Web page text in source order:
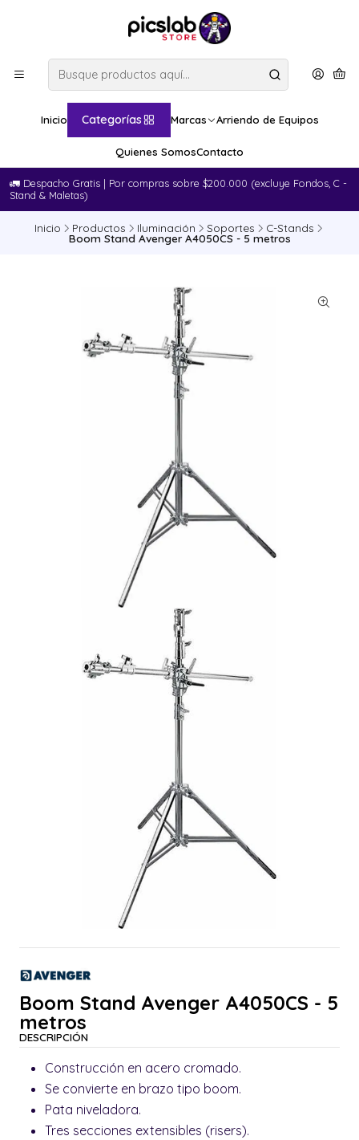
Inicio Categorías Marcas Arriendo de Equipos
Quienes SomosContacto
🚛​ Despacho Gratis | Por compras sobre $200.000 (excluye Fondos, C -
Stand & Maletas)
Inicio Productos Iluminación Soportes C-Stands
Boom Stand Avenger A4050CS - 5 metros
Boom Stand Avenger A4050CS - 5
metros
DESCRIPCIÓN
Construcción en acero cromado.
Se convierte en brazo tipo boom.
Pata niveladora.
Tres secciones extensibles (risers).